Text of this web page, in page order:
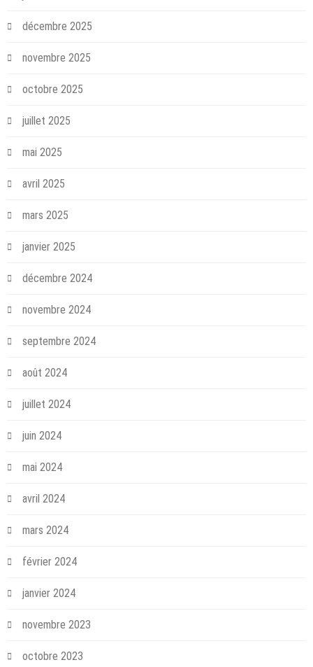
décembre 2025
novembre 2025
octobre 2025
juillet 2025
mai 2025
avril 2025
mars 2025
janvier 2025
décembre 2024
novembre 2024
septembre 2024
août 2024
juillet 2024
juin 2024
mai 2024
avril 2024
mars 2024
février 2024
janvier 2024
novembre 2023
octobre 2023